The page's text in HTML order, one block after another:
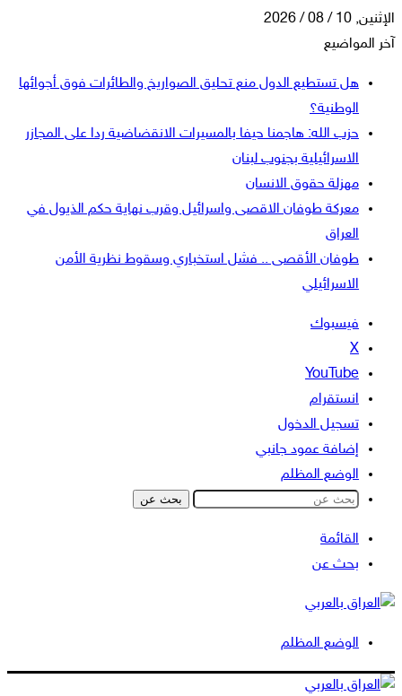
الإثنين, 10 / 08 / 2026
آخر المواضيع
هل تستطيع الدول منع تحليق الصواريخ والطائرات فوق أجوائها
الوطنية؟
حزب الله: هاجمنا حيفا بالمسيرات الانقضاضية ردا على المجازر
الاسرائيلية بجنوب لبنان
مهزلة حقوق الانسان
معركة طوفان الاقصى واسرائيل وقرب نهاية حكم الذيول في
العراق
طوفان الأقصى .. فشل استخباري وسقوط نظرية الأمن
الاسرائيلي
فيسبوك
‫X
‫YouTube
انستقرام
تسجيل الدخول
إضافة عمود جانبي
الوضع المظلم
بحث عن
القائمة
بحث عن
الوضع المظلم